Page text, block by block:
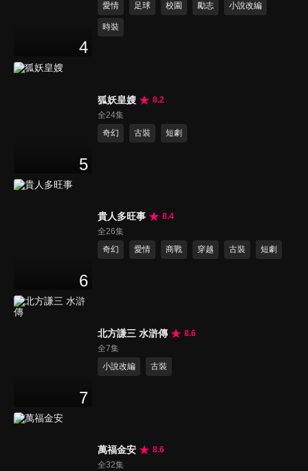
4
愛情
足球 校園 勵志 小說改編
時裝
5
狐妖皇嫂
8.2
全24集
奇幻
古裝 短劇
6
貴人多旺事
8.4
全26集
奇幻
愛情 商戰 穿越 古裝 短劇
7
北方謙三 水滸傳
8.6
全7集
小說改編
古裝
萬福金安
8.6
全32集